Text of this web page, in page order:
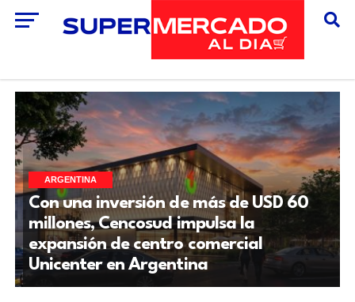
ARGENTINA
Con una inversión de más de USD 60
millones, Cencosud impulsa la
expansión de centro comercial
Unicenter en Argentina